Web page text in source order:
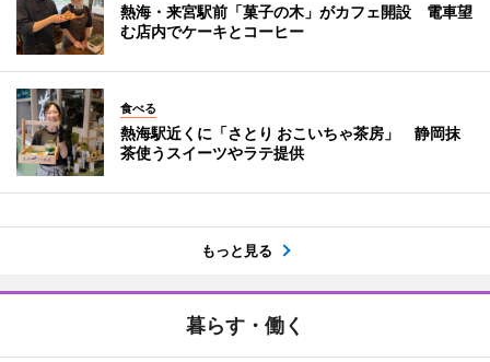
熱海・来宮駅前「菓子の木」がカフェ開設 電車望
む店内でケーキとコーヒー
食べる
熱海駅近くに「さとり おこいちゃ茶房」 静岡抹
茶使うスイーツやラテ提供
もっと見る
暮らす・働く